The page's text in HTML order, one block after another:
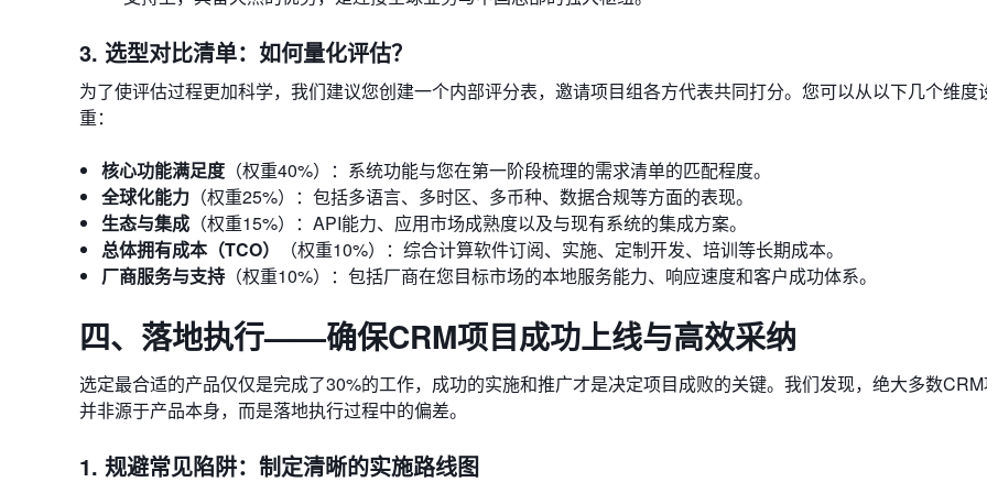
3. 选型对比清单：如何量化评估？
为了使评估过程更加科学，我们建议您创建一个内部评分表，邀请项目组各方代表共同打分。您可以从以下几个维度
重：
核心功能满足度 （权重40%）：系统功能与您在第一阶段梳理的需求清单的匹配程度。
全球化能力 （权重25%）：包括多语言、多时区、多币种、数据合规等方面的表现。
生态与集成 （权重15%）：API能力、应用市场成熟度以及与现有系统的集成方案。
总体拥有成本（TCO）
（权重10%）：综合计算软件订阅、实施、定制开发、培训等长期成本。
厂商服务与支持 （权重10%）：包括厂商在您目标市场的本地服务能力、响应速度和客户成功体系。
四、落地执行——确保CRM项目成功上线与高效采纳
选定最合适的产品仅仅是完成了30%的工作，成功的实施和推广才是决定项目成败的关键。我们发现，绝大多数
并非源于产品本身，而是落地执行过程中的偏差。
1. 规避常见陷阱：制定清晰的实施路线图